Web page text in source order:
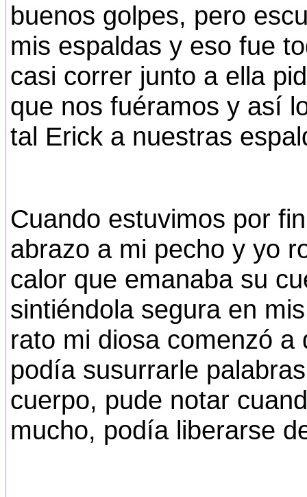
buenos golpes, pero
mis espaldas y eso fue
casi correr junto a ella
que nos fuéramos y así
tal Erick a nuestras
Cuando estuvimos por
abrazo a mi pecho y yo
calor que emanaba su
sintiéndola segura en
rato mi diosa comenzó
podía susurrarle
cuerpo, pude notar
mucho, podía liberarse